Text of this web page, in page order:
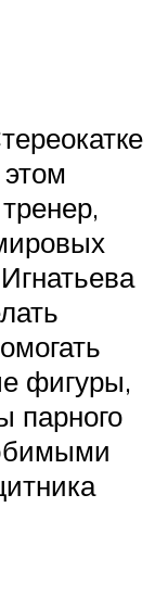
фигуры,
парного